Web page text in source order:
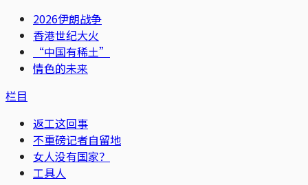
2026伊朗战争
香港世纪大火
“中国有稀土”
情色的未来
栏目
返工这回事
不重磅记者自留地
女人没有国家？
工具人